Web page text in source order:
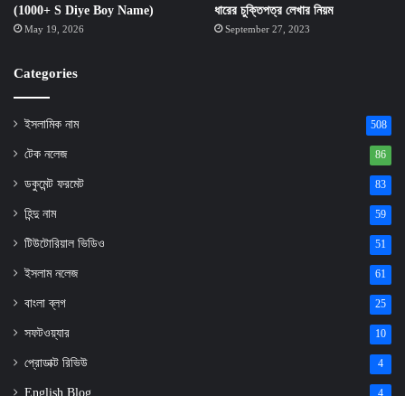
(1000+ S Diye Boy Name)
May 19, 2026
ধারের চুক্তিপত্র লেখার নিয়ম
September 27, 2023
Categories
ইসলামিক নাম 508
টেক নলেজ 86
ডকুমেন্ট ফরমেট 83
হিন্দু নাম 59
টিউটোরিয়াল ভিডিও 51
ইসলাম নলেজ 61
বাংলা ব্লগ 25
সফটওয়্যার 10
প্রোডাক্ট রিভিউ 4
English Blog